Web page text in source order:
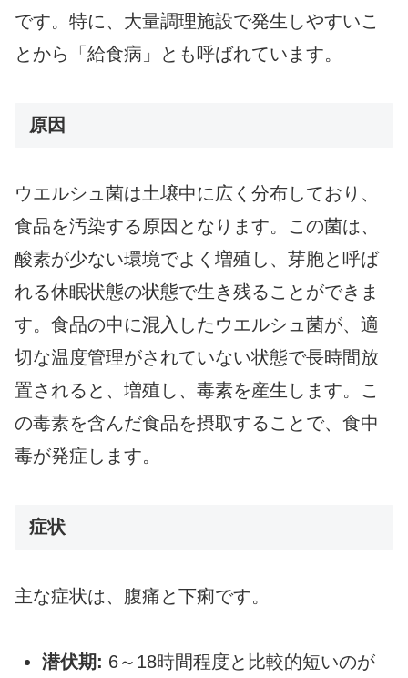
です。特に、大量調理施設で発生しやすいこ
とから「給食病」とも呼ばれています。
原因
ウエルシュ菌は土壌中に広く分布しており、
食品を汚染する原因となります。この菌は、
酸素が少ない環境でよく増殖し、芽胞と呼ば
れる休眠状態の状態で生き残ることができま
す。食品の中に混入したウエルシュ菌が、適
切な温度管理がされていない状態で長時間放
置されると、増殖し、毒素を産生します。こ
の毒素を含んだ食品を摂取することで、食中
毒が発症します。
症状
主な症状は、腹痛と下痢です。
潜伏期: 6～18時間程度と比較的短いのが